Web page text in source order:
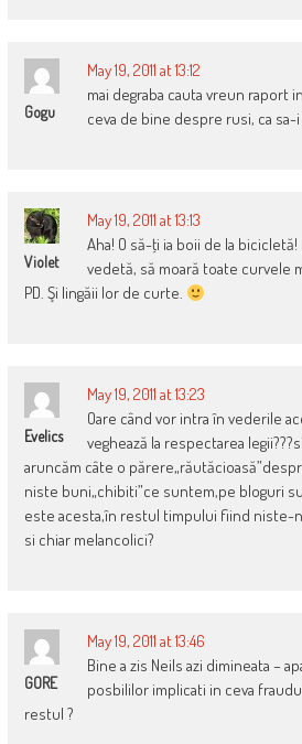
Gogu
May 19, 2011 at 13:12
mai degraba cauta vreun raport
ceva de bine despre rusi, ca
Violet
May 19, 2011 at 13:13
Aha! O să-ţi ia boii de la
vedetă, să moară toate curvele
PD. Şi lingăii lor de curte.
Evelics
May 19, 2011 at 13:23
Oare când vor intra în vederile
veghează la respectarea
aruncăm câte o
niste buni„chibiti”ce suntem,pe bloguri
este acesta,în restul timpului fiind niste-
si chiar melancolici?
GORE
May 19, 2011 at 13:46
Bine a zis Neils azi dimineata –
posbililor implicati in ceva
restul ?